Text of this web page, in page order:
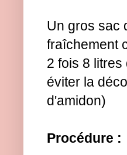
Un gros sac
fraîchement
2 fois 8 litres
éviter la
d'amidon)
Procédure :